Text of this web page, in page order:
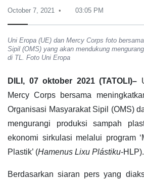
October 7, 2021 03:05 PM
Uni Eropa (UE) dan Mercy Corps foto
Sipil (OMS) yang akan mendukung
di TL. Foto Uni Eropa
DILI, 07 oktober 2021 (TATOLI)–
Mercy Corps bersama
Organisasi Masyarakat Sipil (OMS)
mengurangi produksi sampah
ekonomi sirkulasi melalui program
Plastik’ (Hamenus Lixu Plástiku-HLP).
Berdasarkan siaran pers yang